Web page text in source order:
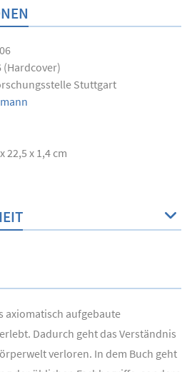
(Hardcover)
Stuttgart
22,5 x 1,4 cm
axiomatisch aufgebaute
Dadurch geht das Verständnis
verloren. In dem Buch geht